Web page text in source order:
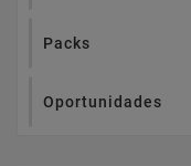
Packs
Oportunidades